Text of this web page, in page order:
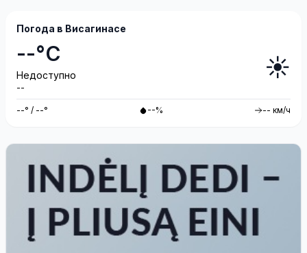
Погода в Висагинасе
--°C
Недоступно
--
☀️
--° / --° --% -- км/ч